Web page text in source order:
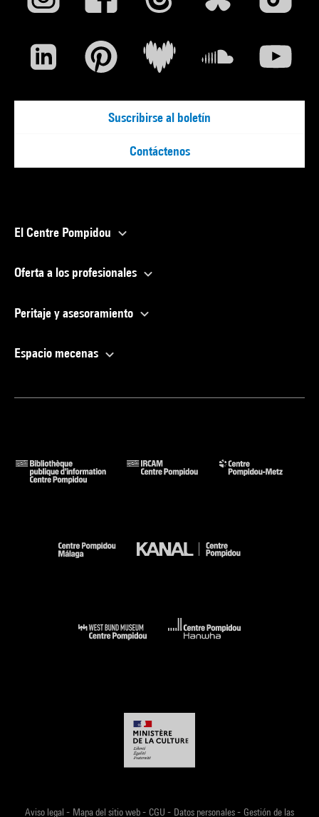
Suscribirse al boletín
Contáctenos
El Centre Pompidou
Oferta a los profesionales
Peritaje y asesoramiento
Espacio mecenas
Aviso legal - Mapa del sitio web- CGU - Datos personales- Gestión de las